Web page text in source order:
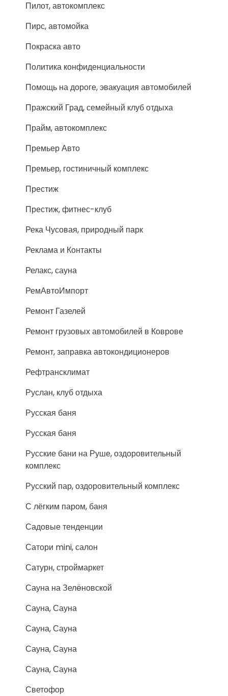
Пилот, автокомплекс
Пирс, автомойка
Покраска авто
Политика конфиденциальности
Помощь на дороге, эвакуация автомобилей
Пражский Град, семейный клуб отдыха
Прайм, автокомплекс
Премьер Авто
Премьер, гостиничный комплекс
Престиж
Престиж, фитнес-клуб
Река Чусовая, природный парк
Реклама и Контакты
Релакс, сауна
РемАвтоИмпорт
Ремонт Газелей
Ремонт грузовых автомобилей в Коврове
Ремонт, заправка автокондиционеров
Рефтрансклимат
Руслан, клуб отдыха
Русская баня
Русская баня
Русские бани на Руше, оздоровительный
комплекс
Русский пар, оздоровительный комплекс
С лёгким паром, баня
Садовые тенденции
Сатори mini, салон
Сатурн, строймаркет
Сауна на Зелëновской
Сауна, Сауна
Сауна, Сауна
Сауна, Сауна
Сауна, Сауна
Светофор